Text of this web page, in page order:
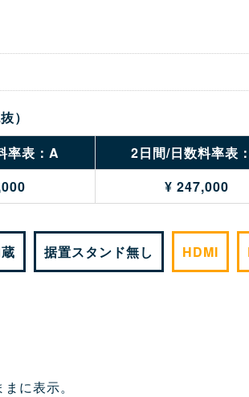
）
率表：A
2日間/日数料率表
¥ 247,000
据置スタンド無し HDMI
に表示。